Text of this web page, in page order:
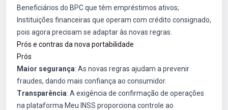
Beneficiários do BPC que têm empréstimos ativos;
Instituições financeiras que operam com crédito consignado,
pois agora precisam se adaptar às novas regras.
Prós e contras da nova portabilidade
Prós
Maior segurança: As novas regras ajudam a prevenir
fraudes, dando mais confiança ao consumidor.
Transparência: A exigência de confirmação de operações
na plataforma Meu INSS proporciona controle ao